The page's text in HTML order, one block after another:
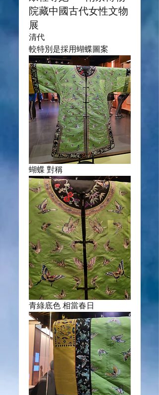
院藏中國古代女性文物
展
清代
較特別是採用蝴蝶圖案
蝴蝶 對稱
青綠底色 相當春日